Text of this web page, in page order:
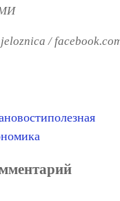
/
новостиполезная